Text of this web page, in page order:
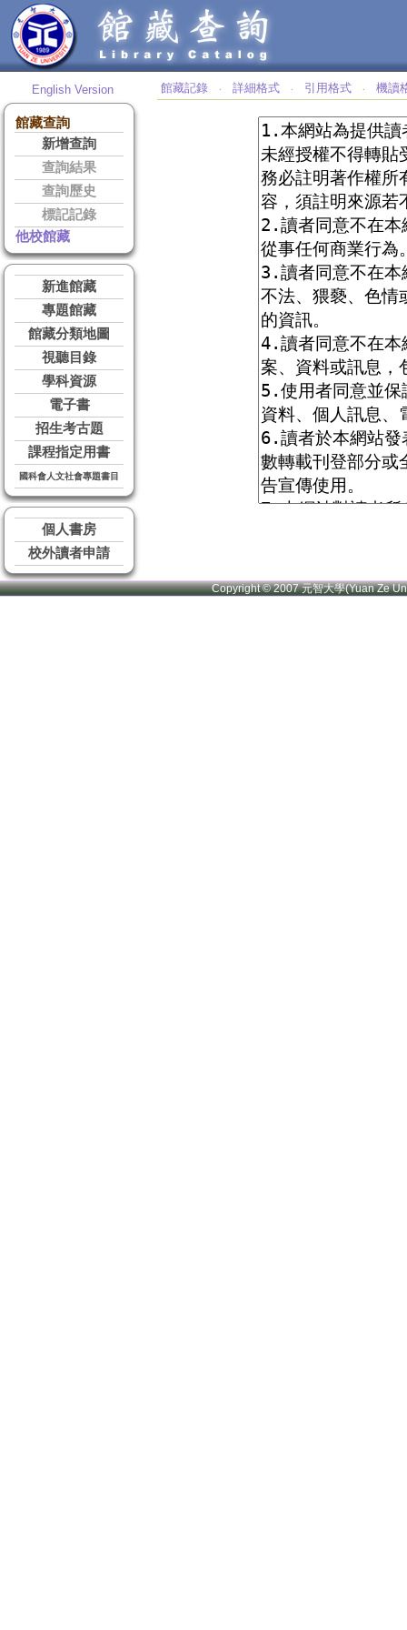
English Version
館藏查詢
新增查詢
查詢結果
查詢歷史
標記記錄
他校館藏
新進館藏
專題館藏
館藏分類地圖
視聽目錄
學科資源
電子書
招生考古題
課程指定用書
國科會人文社會專題書目
個人書房
校外讀者申請
館藏記錄 ‧ 詳細格式 ‧ 引用格式 ‧ 機讀
Copyright © 2007 元智大學(Yuan Ze